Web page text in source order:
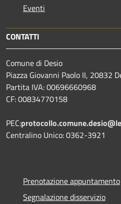
Eventi
CONTATTI
Comune di Desio
Piazza Giovanni Paolo II, 20832
Partita IVA: 00696660968
CF: 00834770158
PEC:
Centralino Unico: 0362-3921
Prenotazione appuntamento
Segnalazione disservizio